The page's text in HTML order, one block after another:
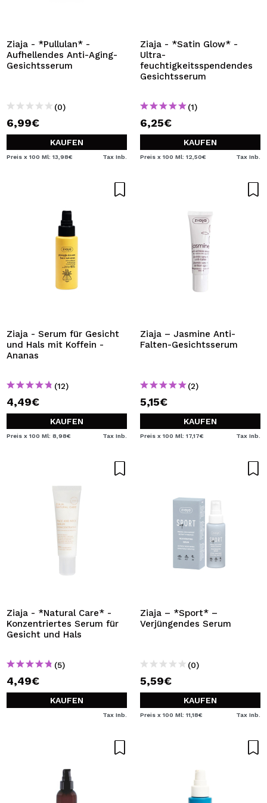
Ziaja - *Pullulan* -
Aufhellendes Anti-Aging-
Gesichtsserum
(0)
6,99€
KAUFEN
Preis x 100 Ml: 13,98€ Tax Inb.
Ziaja - *Satin Glow* -
Ultra-
feuchtigkeitsspendendes
Gesichtsserum
(1)
6,25€
KAUFEN
Preis x 100 Ml: 12,50€ Tax Inb.
Ziaja - Serum für Gesicht
und Hals mit Koffein -
Ananas
(12)
4,49€
KAUFEN
Preis x 100 Ml: 8,98€ Tax Inb.
Ziaja – Jasmine Anti-
Falten-Gesichtsserum
(2)
5,15€
KAUFEN
Preis x 100 Ml: 17,17€ Tax Inb.
Ziaja - *Natural Care* -
Konzentriertes Serum für
Gesicht und Hals
(5)
4,49€
KAUFEN
Tax Inb.
Ziaja – *Sport* –
Verjüngendes Serum
(0)
5,59€
KAUFEN
Preis x 100 Ml: 11,18€ Tax Inb.